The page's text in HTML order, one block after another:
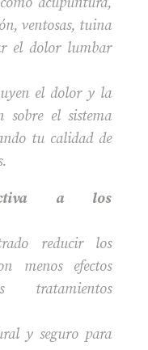
ventosas, tuina
el dolor lumbar
el dolor y la
sobre el sistema
tu calidad de
a los
reducir los
menos efectos
tratamientos
y seguro para